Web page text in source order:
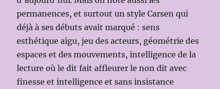
permanences, et surtout un style Carsen qui
déjà à ses débuts avait marqué : sens
esthétique aigu, jeu des acteurs, géométrie des
espaces et des mouvements, intelligence de la
lecture où le dit fait affleurer le non dit avec
finesse et intelligence et sans insistance